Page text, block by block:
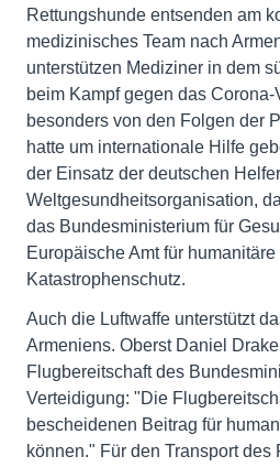
Rettungshunde entsenden am
medizinisches Team nach
unterstützen Mediziner in dem
beim Kampf gegen das
besonders von den Folgen der
hatte um internationale Hilfe
der Einsatz der deutschen
Weltgesundheitsorganisation,
das Bundesministerium für
Europäische Amt für humanitäre
Katastrophenschutz.
Auch die Luftwaffe unterstützt
Armeniens. Oberst Daniel
Flugbereitschaft des
Verteidigung: "Die
bescheidenen Beitrag für
können." Für den Transport des